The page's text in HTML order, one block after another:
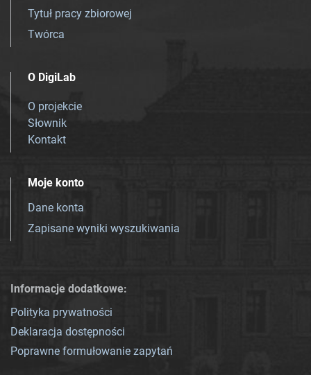
Tytuł pracy zbiorowej
Twórca
O DigiLab
O projekcie
Słownik
Kontakt
Moje konto
Dane konta
Zapisane wyniki wyszukiwania
Informacje dodatkowe:
Polityka prywatności
Deklaracja dostępności
Poprawne formułowanie zapytań